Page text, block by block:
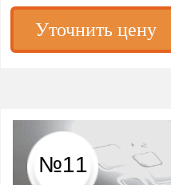
№11
Уточнить цену